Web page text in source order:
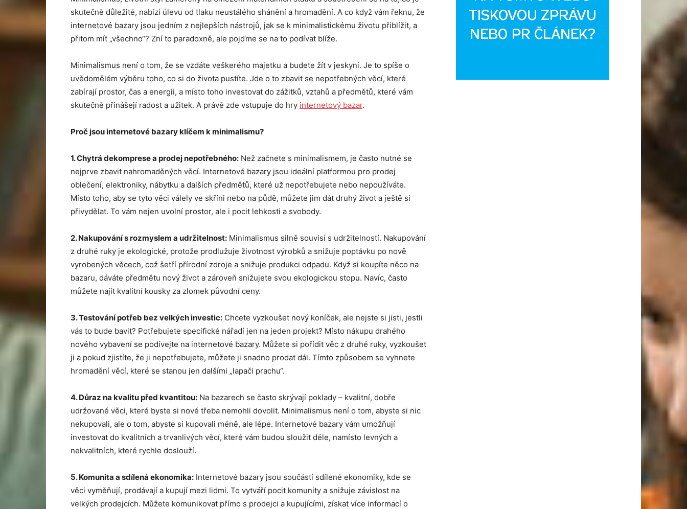
skutečně důležité, nabízí úlevu od tlaku neustálého shánění a hromadění. A co když vám řeknu, že
internetové bazary jsou jedním z nejlepších nástrojů, jak se k minimalistickému životu přiblížit, a
přitom mít „všechno“? Zní to paradoxně, ale pojďme se na to podívat blíže.
Minimalismus není o tom, že se vzdáte veškerého majetku a budete žít v jeskyni. Je to spíše o
uvědomělém výběru toho, co si do života pustíte. Jde o to zbavit se nepotřebných věcí, které
zabírají prostor, čas a energii, a místo toho investovat do zážitků, vztahů a předmětů, které vám
skutečně přinášejí radost a užitek. A právě zde vstupuje do hry internetový bazar.
Proč jsou internetové bazary klíčem k minimalismu?
1. Chytrá dekomprese a prodej nepotřebného: Než začnete s minimalismem, je často nutné se
nejprve zbavit nahromaděných věcí. Internetové bazary jsou ideální platformou pro prodej
oblečení, elektroniky, nábytku a dalších předmětů, které už nepotřebujete nebo nepoužíváte.
Místo toho, aby se tyto věci válely ve skříni nebo na půdě, můžete jim dát druhý život a ještě si
přivydělat. To vám nejen uvolní prostor, ale i pocit lehkosti a svobody.
2. Nakupování s rozmyslem a udržitelnost: Minimalismus silně souvisí s udržitelností. Nakupování
z druhé ruky je ekologické, protože prodlužuje životnost výrobků a snižuje poptávku po nově
vyrobených věcech, což šetří přírodní zdroje a snižuje produkci odpadu. Když si koupíte něco na
bazaru, dáváte předmětu nový život a zároveň snižujete svou ekologickou stopu. Navíc, často
můžete najít kvalitní kousky za zlomek původní ceny.
3. Testování potřeb bez velkých investic: Chcete vyzkoušet nový koníček, ale nejste si jisti, jestli
vás to bude bavit? Potřebujete specifické nářadí jen na jeden projekt? Místo nákupu drahého
nového vybavení se podívejte na internetové bazary. Můžete si pořídit věc z druhé ruky, vyzkoušet
ji a pokud zjistíte, že ji nepotřebujete, můžete ji snadno prodat dál. Tímto způsobem se vyhnete
hromadění věcí, které se stanou jen dalšími „lapači prachu“.
4. Důraz na kvalitu před kvantitou: Na bazarech se často skrývají poklady – kvalitní, dobře
udržované věci, které byste si nové třeba nemohli dovolit. Minimalismus není o tom, abyste si nic
nekupovali, ale o tom, abyste si kupovali méně, ale lépe. Internetové bazary vám umožňují
investovat do kvalitních a trvanlivých věcí, které vám budou sloužit déle, namísto levných a
nekvalitních, které rychle doslouží.
5. Komunita a sdílená ekonomika: Internetové bazary jsou součástí sdílené ekonomiky, kde se
věci vyměňují, prodávají a kupují mezi lidmi. To vytváří pocit komunity a snižuje závislost na
velkých prodejcích. Můžete komunikovat přímo s prodejci a kupujícími, získat více informací o